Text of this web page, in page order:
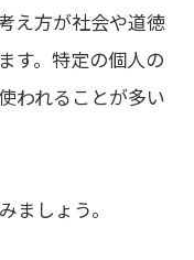
え方が社会や道徳
す。特定の個人の
われることが多い
ましょう。